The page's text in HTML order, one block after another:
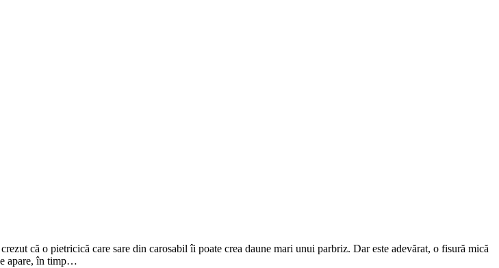
că o pietricică care sare din carosabil îi poate crea daune mari unui parbriz. Dar este adevărat, o fisură mică
apare, în timp…